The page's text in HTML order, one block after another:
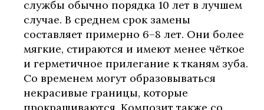
службы обычно порядка 10 лет в лучшем
случае. В среднем срок замены
составляет примерно 6–8 лет. Они более
мягкие, стираются и имеют менее чёткое
и герметичное прилегание к тканям зуба.
Со временем могут образовываться
некрасивые границы, которые
прокрашиваются. Композит также со